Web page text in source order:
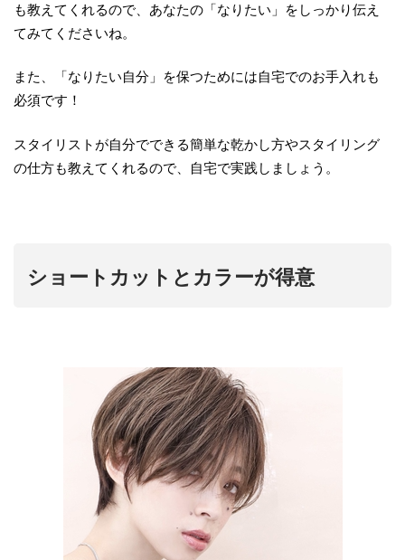
も教えてくれるので、あなたの「なりたい」をしっかり伝え
てみてくださいね。
また、「なりたい自分」を保つためには自宅でのお手入れも
必須です！
スタイリストが自分でできる簡単な乾かし方やスタイリング
の仕方も教えてくれるので、自宅で実践しましょう。
ショートカットとカラーが得意